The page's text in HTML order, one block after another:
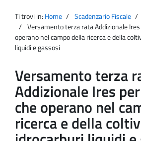
Agenzia
Entrate
principale
Ti trovi in: Home Scadenzario Fiscale
Versamento terza rata Addizionale
operano nel campo della ricerca e della
liquidi e gassosi
Versamento terza
Addizionale Ires
che operano nel
ricerca e della